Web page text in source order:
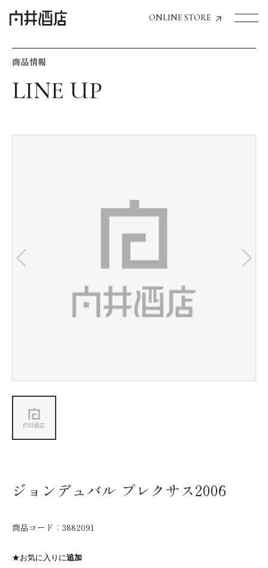
ONLINE STORE
飲食店経営のお客様
お気に入り機能の活用方法
会社情報
商品情報
ジョンデュバル プレクサス2006
商品コード： 3882091
★お気に入りに追加